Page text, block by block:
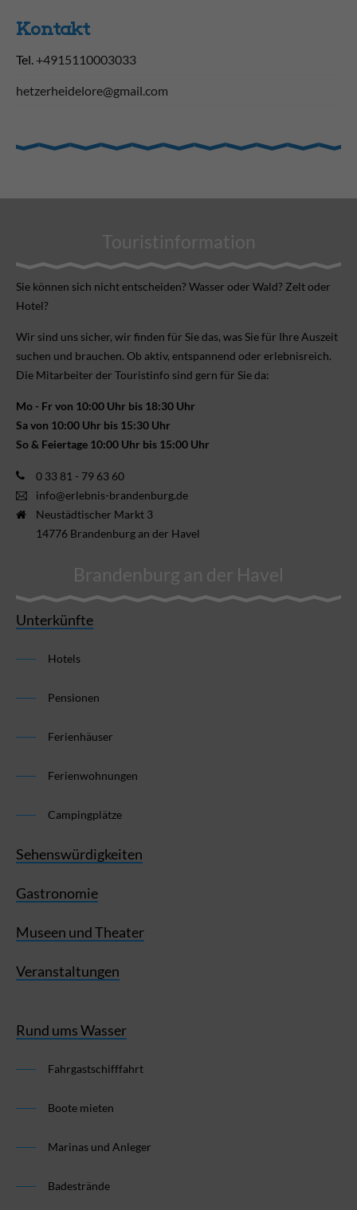
Kontakt
Tel. +4915110003033
hetzerheidelore@gmail.com
Touristinformation
Sie können sich nicht ent­scheiden? Wasser oder Wald? Zelt oder
Hotel?
Wir sind uns sicher, wir finden für Sie das, was Sie für Ihre Aus­zeit
suchen und brauchen. Ob aktiv, ent­spannend oder erlebnis­reich.
Die Mitarbeiter der Touristinfo sind gern für Sie da:
Mo - Fr von 10:00 Uhr bis 18:30 Uhr
Sa von 10:00 Uhr bis 15:30 Uhr
So & Feiertage 10:00 Uhr bis 15:00 Uhr
0 33 81 - 79 63 60
info@erlebnis-brandenburg.de
Neustädtischer Markt 3
14776 Brandenburg an der Havel
Brandenburg an der Havel
Unterkünfte
Hotels
Pensionen
Ferienhäuser
Ferienwohnungen
Campingplätze
Sehenswürdigkeiten
Gastronomie
Museen und Theater
Veranstaltungen
Rund ums Wasser
Fahrgastschifffahrt
Boote mieten
Marinas und Anleger
Badestrände